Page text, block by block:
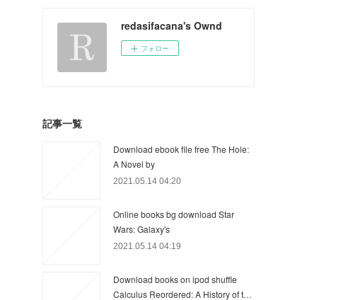
redasifacana's Ownd
フォロー
記事一覧
Download ebook file free The Hole:
A Novel by
2021.05.14 04:20
Online books bg download Star
Wars: Galaxy's
2021.05.14 04:19
Download books on ipod shuffle
Calculus Reordered: A History of t…